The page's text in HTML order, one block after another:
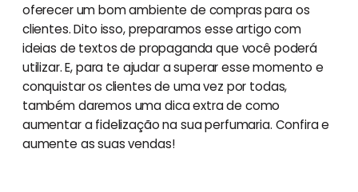
oferecer um bom ambiente de compras para os
clientes. Dito isso, preparamos esse artigo com
ideias de textos de propaganda que você poderá
utilizar. E, para te ajudar a superar esse momento e
conquistar os clientes de uma vez por todas,
também daremos uma dica extra de como
aumentar a fidelização na sua perfumaria. Confira e
aumente as suas vendas!